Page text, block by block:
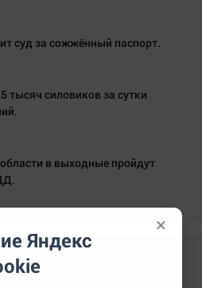
суд за сожжённый паспорт.
силовиков за сутки
в выходные пройдут
×
Яндекс